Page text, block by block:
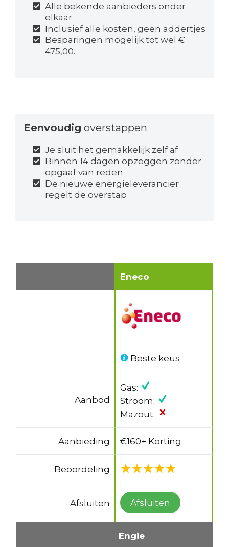
Alle bekende aanbieders onder
elkaar
Inclusief alle kosten, geen addertjes
Besparingen mogelijk tot wel €
475,00.
Eenvoudig overstappen
Je sluit het gemakkelijk zelf af
Binnen 14 dagen opzeggen zonder
opgaaf van reden
De nieuwe energieleverancier
regelt de overstap
Eneco
Beste keus
Aanbod
Gas:
Stroom:
Mazout:
Aanbieding €160+ Korting
Beoordeling
Afsluiten Afsluiten
Engie